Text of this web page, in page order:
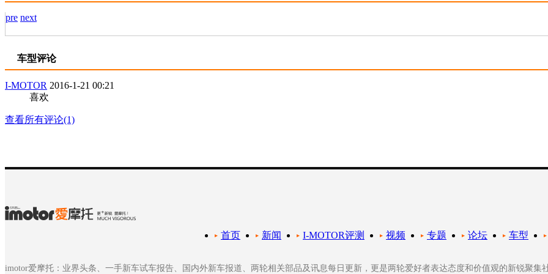
pre next
车型评论
I-MOTOR 2016-1-21 00:21
喜欢
查看所有评论(1)
车型
论坛
专题
视频
I-MOTOR评测
新闻
首页
imotor爱摩托：业界头条、一手新车试车报告、国内外新车报道、两轮相关部品及讯息每日更新，更是两轮爱好者表达态度和价值观的新锐聚集社